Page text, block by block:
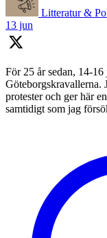
Litteratur &
13 jun
För 25 år sedan, 14-
Göteborgskravallerna.
protester och ger här
samtidigt som jag